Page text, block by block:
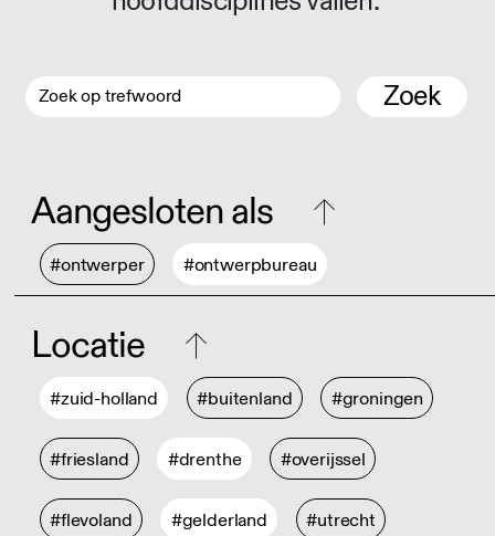
Zoek
Aangesloten als
#ontwerper #ontwerpbureau
Locatie
#zuid-holland #buitenland #groningen
#friesland #drenthe #overijssel
#flevoland #gelderland #utrecht